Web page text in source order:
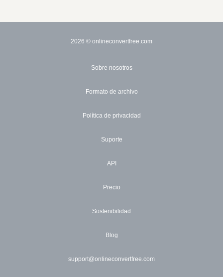
2026 © onlineconvertfree.com
Sobre nosotros
Formato de archivo
Política de privacidad
Suporte
API
Precio
Sostenibilidad
Blog
support@onlineconvertfree.com